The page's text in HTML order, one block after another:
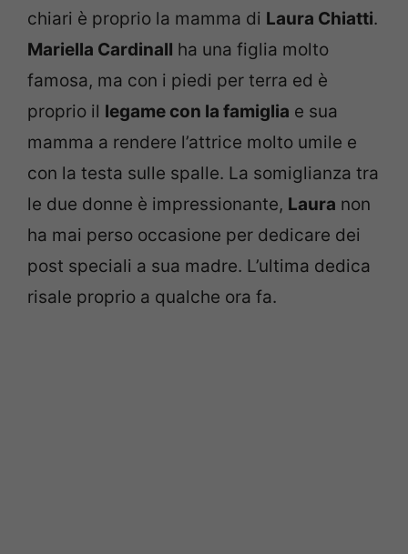
chiari è proprio la mamma di Laura Chiatti.
Mariella CardinalI ha una figlia molto
famosa, ma con i piedi per terra ed è
proprio il legame con la famiglia e sua
mamma a rendere l’attrice molto umile e
con la testa sulle spalle. La somiglianza tra
le due donne è impressionante, Laura non
ha mai perso occasione per dedicare dei
post speciali a sua madre. L’ultima dedica
risale proprio a qualche ora fa.